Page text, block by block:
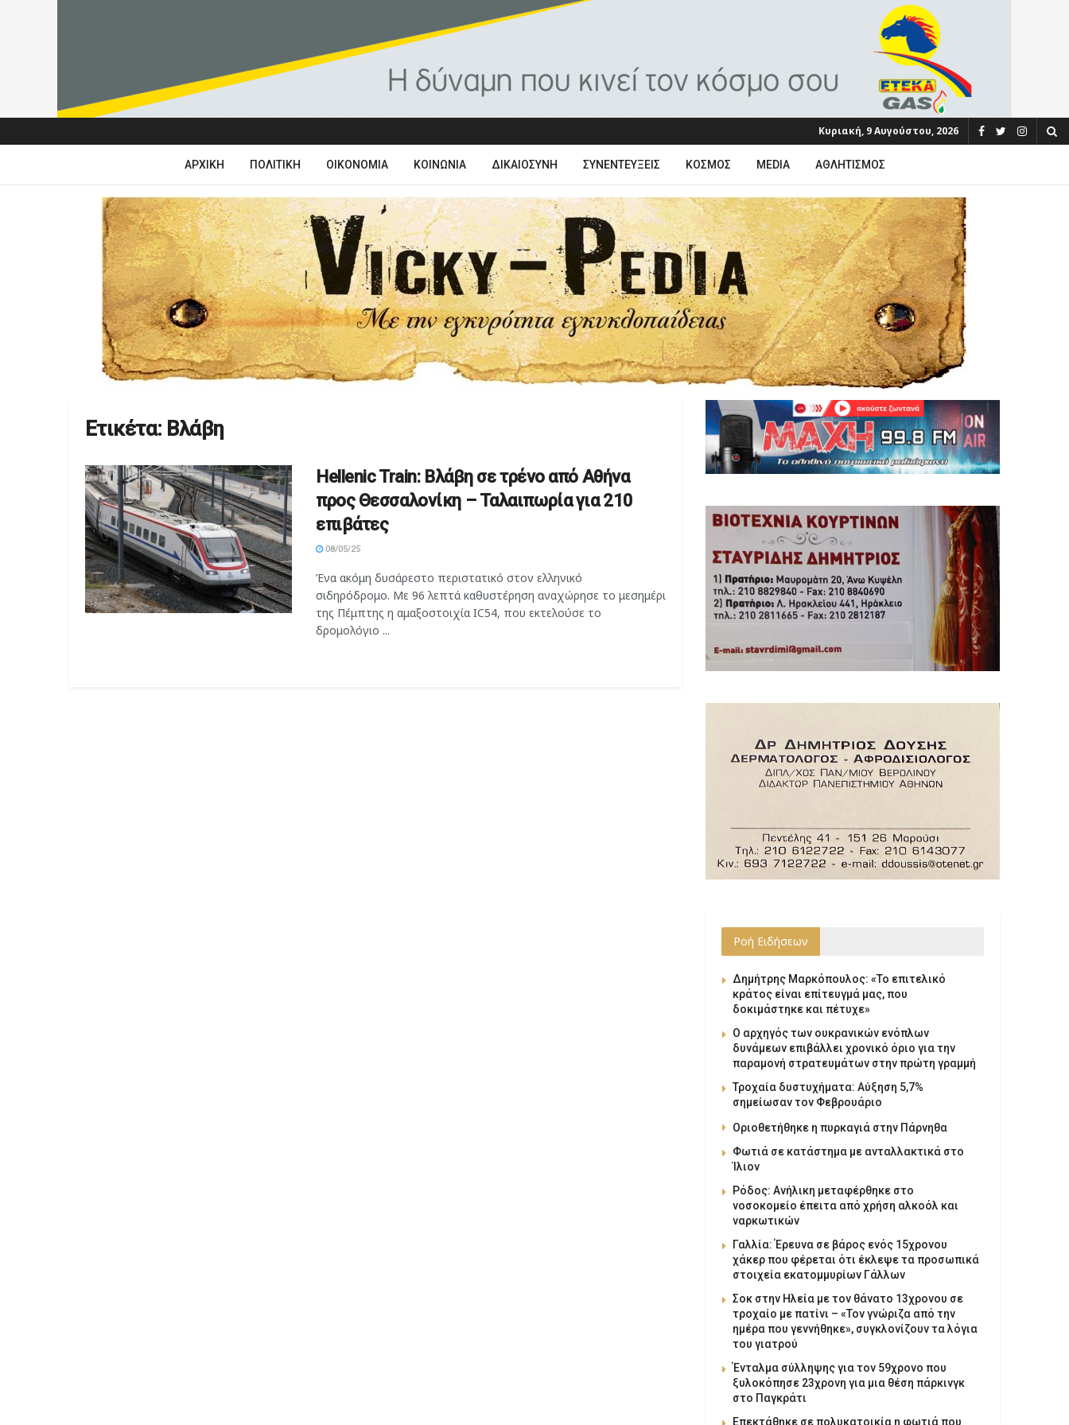
Κυριακή, 9 Αυγούστου, 2026
ΑΡΧΙΚΉ ΠΟΛΙΤΙΚΉ ΟΙΚΟΝΟΜΊΑ ΚΟΙΝΩΝΊΑ ΔΙΚΑΙΟΣΎΝΗ ΣΥΝΕΝΤΕΎΞΕΙΣ ΚΌΣΜΟΣ MEDIA ΑΘΛΗΤΙΣΜΌΣ
Ετικέτα: Βλάβη
Hellenic Train: Βλάβη σε τρένο από Αθήνα
προς Θεσσαλονίκη – Ταλαιπωρία για 210
επιβάτες
08/05/25
Ένα ακόμη δυσάρεστο περιστατικό στον ελληνικό
σιδηρόδρομο. Με 96 λεπτά καθυστέρηση αναχώρησε το μεσημέρι
της Πέμπτης η αμαξοστοιχία IC54, που εκτελούσε το
δρομολόγιο ...
Ροή Ειδήσεων
Δημήτρης Μαρκόπουλος: «Το επιτελικό
κράτος είναι επίτευγμά μας, που
δοκιμάστηκε και πέτυχε»
Ο αρχηγός των ουκρανικών ενόπλων
δυνάμεων επιβάλλει χρονικό όριο για την
παραμονή στρατευμάτων στην πρώτη γραμμή
Τροχαία δυστυχήματα: Αύξηση 5,7%
σημείωσαν τον Φεβρουάριο
Οριοθετήθηκε η πυρκαγιά στην Πάρνηθα
Φωτιά σε κατάστημα με ανταλλακτικά στο
Ίλιον
Ρόδος: Ανήλικη μεταφέρθηκε στο
νοσοκομείο έπειτα από χρήση αλκοόλ και
ναρκωτικών
Γαλλία: Έρευνα σε βάρος ενός 15χρονου
χάκερ που φέρεται ότι έκλεψε τα προσωπικά
στοιχεία εκατομμυρίων Γάλλων
Σοκ στην Ηλεία με τον θάνατο 13χρονου σε
τροχαίο με πατίνι – «Τον γνώριζα από την
ημέρα που γεννήθηκε», συγκλονίζουν τα λόγια
του γιατρού
Ένταλμα σύλληψης για τον 59χρονο που
ξυλοκόπησε 23χρονη για μια θέση πάρκινγκ
στο Παγκράτι
Επεκτάθηκε σε πολυκατοικία η φωτιά που